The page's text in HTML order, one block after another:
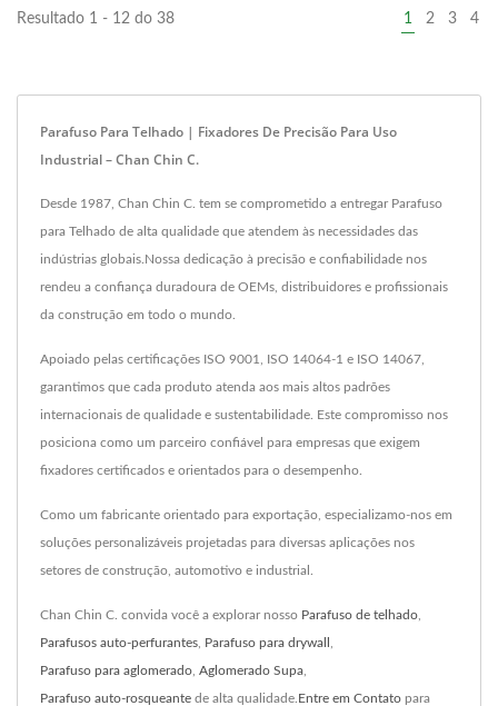
Resultado 1 - 12 do 38 1 2 3 4
Parafuso Para Telhado | Fixadores De Precisão Para Uso
Industrial – Chan Chin C.
Desde 1987, Chan Chin C. tem se comprometido a entregar Parafuso
para Telhado de alta qualidade que atendem às necessidades das
indústrias globais.Nossa dedicação à precisão e confiabilidade nos
rendeu a confiança duradoura de OEMs, distribuidores e profissionais
da construção em todo o mundo.
Apoiado pelas certificações ISO 9001, ISO 14064-1 e ISO 14067,
garantimos que cada produto atenda aos mais altos padrões
internacionais de qualidade e sustentabilidade. Este compromisso nos
posiciona como um parceiro confiável para empresas que exigem
fixadores certificados e orientados para o desempenho.
Como um fabricante orientado para exportação, especializamo-nos em
soluções personalizáveis projetadas para diversas aplicações nos
setores de construção, automotivo e industrial.
Chan Chin C. convida você a explorar nosso Parafuso de telhado
Parafusos auto-perfurantes Parafuso para drywall
Parafuso para aglomerado Aglomerado Supa
Parafuso auto-rosqueante de alta qualidade. Entre em Contato para